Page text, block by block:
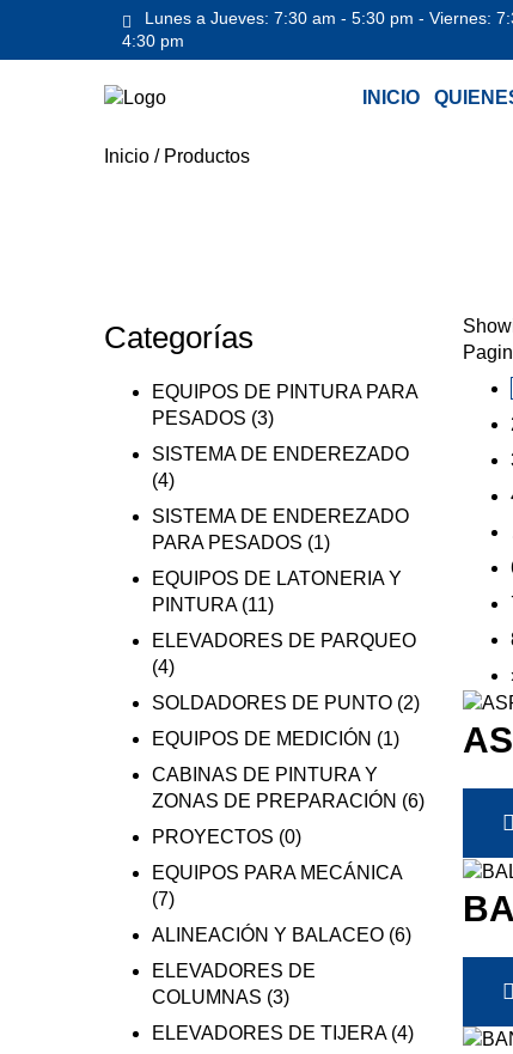
Lunes a Jueves: 7:30 am - 5:30 pm - Viernes:
4:30 pm
INICIO
Inicio / Productos
Categorías
EQUIPOS DE PINTURA PARA
PESADOS (3)
SISTEMA DE ENDEREZADO
(4)
SISTEMA DE ENDEREZADO
PARA PESADOS (1)
EQUIPOS DE LATONERIA Y
PINTURA (11)
ELEVADORES DE PARQUEO
(4)
SOLDADORES DE PUNTO (2)
EQUIPOS DE MEDICIÓN (1)
CABINAS DE PINTURA Y
ZONAS DE PREPARACIÓN (6)
PROYECTOS (0)
EQUIPOS PARA MECÁNICA
(7)
ALINEACIÓN Y BALACEO (6)
ELEVADORES DE
COLUMNAS (3)
ELEVADORES DE TIJERA (4)